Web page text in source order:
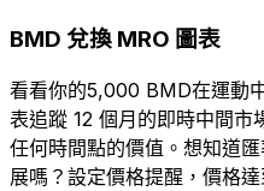
BMD 兌換 MRO 圖表
看看你的5,000 BMD在運動
表追蹤 12 個月的即時中間市
任何時間點的價值。想知道
展嗎？設定價格提醒，價格